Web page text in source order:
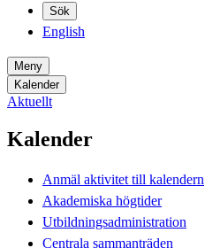
Sök
English
Meny
Kalender
Aktuellt
Kalender
Anmäl aktivitet till kalendern
Akademiska högtider
Utbildningsadministration
Centrala sammanträden